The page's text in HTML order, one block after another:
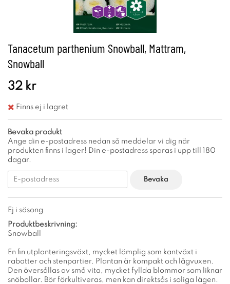
Tanacetum parthenium Snowball, Mattram,
Snowball
32 kr
Finns ej i lagret
Bevaka produkt
Ange din e-postadress nedan så meddelar vi dig när
produkten finns i lager! Din e-postadress sparas i upp till 180
dagar.
Bevaka
Ej i säsong
Produktbeskrivning:
Snowball
En fin utplanteringsväxt, mycket lämplig som kantväxt i
rabatter och stenpartier. Plantan är kompakt och lågvuxen.
Den översållas av små vita, mycket fyllda blommor som liknar
snöbollar. Bör förkultiveras, men kan direktsås i soliga lägen.